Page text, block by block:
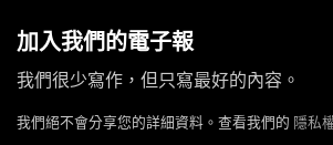
加入我們的電子報
我們很少寫作，但只寫最好的內容。
我們絕不會分享您的詳細資料。查看我們的 隱私